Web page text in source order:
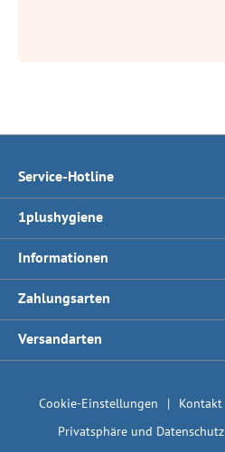
Service-Hotline
1plushygiene
Informationen
Zahlungsarten
Versandarten
Cookie-Einstellungen Kontakt
Privatsphäre und Datenschutz